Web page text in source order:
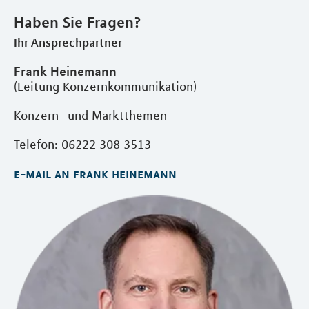
Haben Sie Fragen?
Ihr Ansprechpartner
Frank Heinemann
(Leitung Konzernkommunikation)
Konzern- und Marktthemen
Telefon: 06222 308 3513
e-mail an frank heinemann